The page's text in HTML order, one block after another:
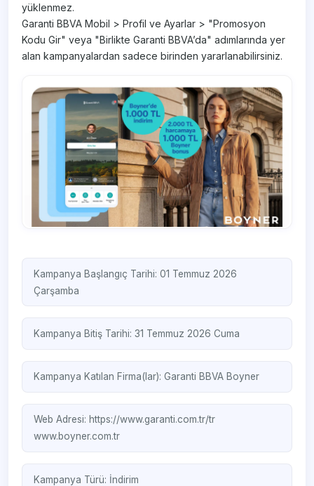
yüklenmez.
Garanti BBVA Mobil > Profil ve Ayarlar > "Promosyon
Kodu Gir" veya "Birlikte Garanti BBVA’da" adımlarında yer
alan kampanyalardan sadece birinden yararlanabilirsiniz.
Kampanya Başlangıç Tarihi: 01 Temmuz 2026
Çarşamba
Kampanya Bitiş Tarihi: 31 Temmuz 2026 Cuma
Kampanya Katılan Firma(lar):Garanti BBVA Boyner
Web Adresi: https://www.garanti.com.tr/tr
www.boyner.com.tr
Kampanya Türü: İndirim